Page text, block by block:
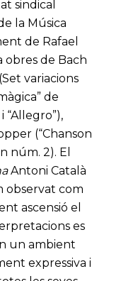
sindical
la Música
de Rafael
obres de Bach
variacions
de
“Allegro”),
(“Chanson
núm. 2). El
Antoni Català
observat com
ascensió el
es
un ambient
expressiva i